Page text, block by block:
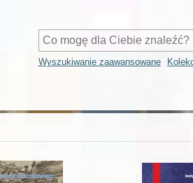
Wyszukiwanie zaawansowane